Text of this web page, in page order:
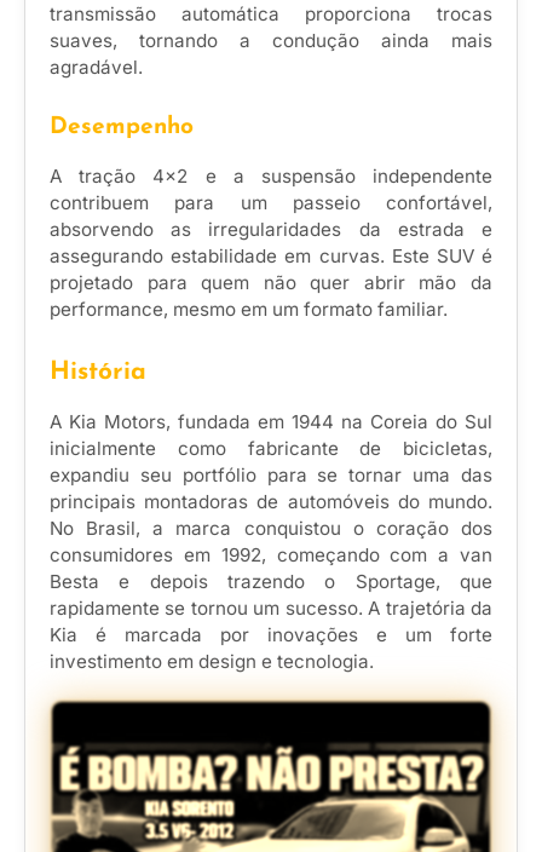
transmissão automática proporciona trocas
suaves, tornando a condução ainda mais
agradável.
Desempenho
A tração 4×2 e a suspensão independente
contribuem para um passeio confortável,
absorvendo as irregularidades da estrada e
assegurando estabilidade em curvas. Este SUV é
projetado para quem não quer abrir mão da
performance, mesmo em um formato familiar.
História
A Kia Motors, fundada em 1944 na Coreia do Sul
inicialmente como fabricante de bicicletas,
expandiu seu portfólio para se tornar uma das
principais montadoras de automóveis do mundo.
No Brasil, a marca conquistou o coração dos
consumidores em 1992, começando com a van
Besta e depois trazendo o Sportage, que
rapidamente se tornou um sucesso. A trajetória da
Kia é marcada por inovações e um forte
investimento em design e tecnologia.